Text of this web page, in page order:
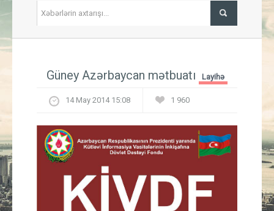
İqtisadiyyat
Hadisə
Güney Azərbaycan
Mədəniyyət
Güney Azərbaycan mətbuatı Layihə
14 May 2014 15:08 1 960